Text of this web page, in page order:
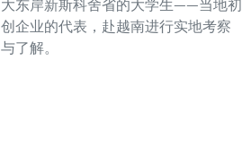
大东岸新斯科舍省的大学生——当地初
创企业的代表，赴越南进行实地考察
与了解。